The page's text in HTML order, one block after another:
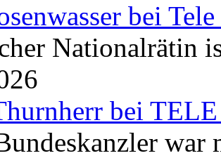
bei
Nationalrätin
bei
war